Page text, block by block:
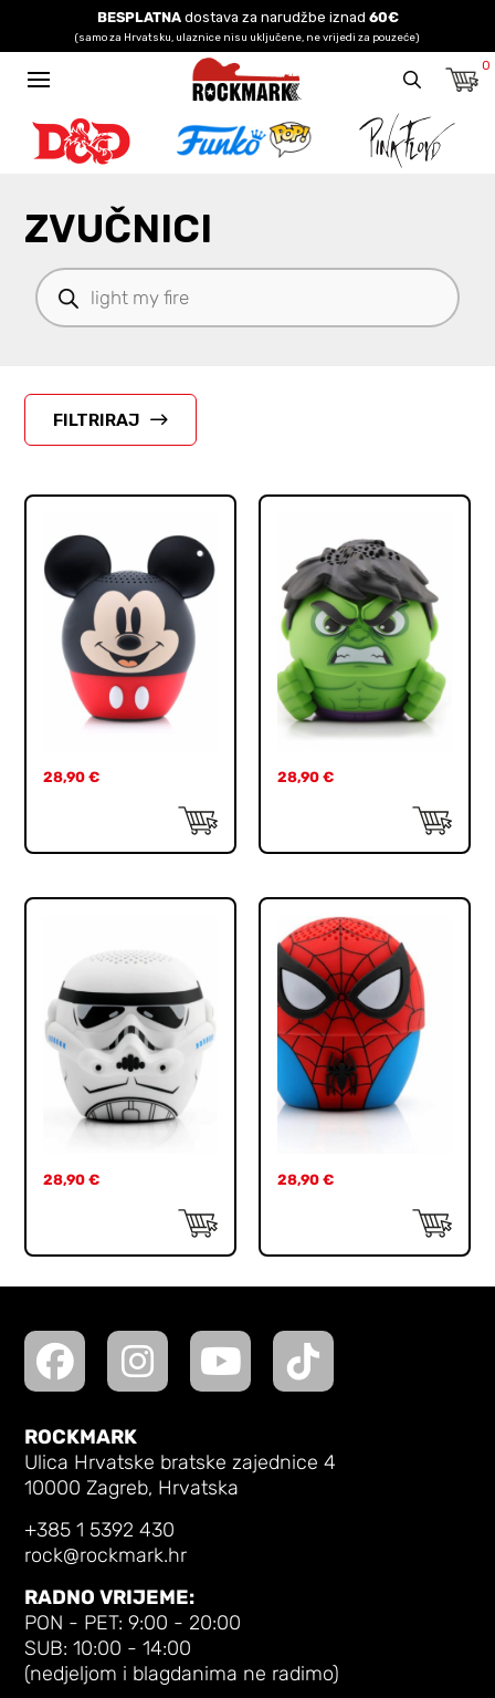
BESPLATNAdostava za narudžbe iznad 60€
(samo za Hrvatsku, ulaznice nisu uključene, ne vrijedi za pouzeće)
0
ZVUČNICI
Products
search
FILTRIRAJ
28,90€ 28,90 €
28,90€ 28,90 €
ROCKMARK
Ulica Hrvatske bratske zajednice 4
10000 Zagreb, Hrvatska
+385 1 5392 430
rock@rockmark.hr
RADNO VRIJEME:
PON - PET: 9:00 - 20:00
SUB: 10:00 - 14:00
(nedjeljom i blagdanima ne radimo)